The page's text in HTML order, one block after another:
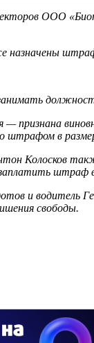
ООО
назначены
признана
штрафом в
Колосков
штраф в
и водитель
свободы.